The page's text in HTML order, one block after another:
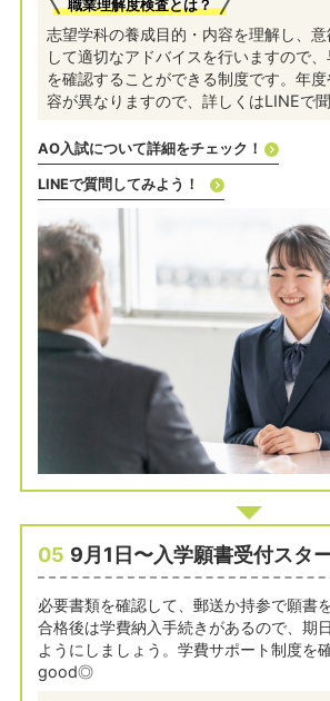
職業理解度検査とは？
志望学科の養成目的・内容を理解し、
して適切なアドバイスを行いますので
を確認することができる制度です。年
容が異なりますので、詳しくはLINEで
AO入試について詳細をチェック！
LINEで質問してみよう！
05 9月1日〜入学願書受付スタ
必要書類を確認して、郵送か持参で願書を
合格後は学費納入手続きがあるので、期
ようにしましょう。学費サポート制度を
good◎